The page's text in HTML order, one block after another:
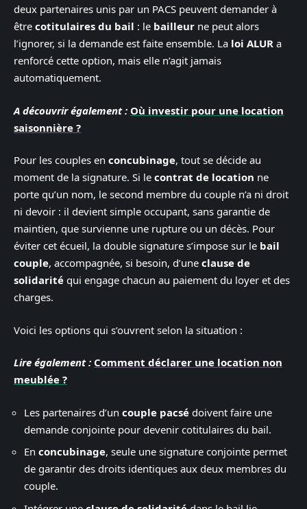
deux partenaires unis par un PACS peuvent demander à
être cotitulaires du bail : le bailleur ne peut alors
l’ignorer, si la demande est faite ensemble. La loi ALUR a
renforcé cette option, mais elle n’agit jamais
automatiquement.
A découvrir également : Où investir pour une location
saisonnière ?
Pour les couples en concubinage, tout se décide au
moment de la signature. Si le contrat de location ne
porte qu’un nom, le second membre du couple n’a ni droit
ni devoir : il devient simple occupant, sans garantie de
maintien, que survienne une rupture ou un décès. Pour
éviter cet écueil, la double signature s’impose sur le bail
couple, accompagnée, si besoin, d’une clause de
solidarité qui engage chacun au paiement du loyer et des
charges.
Voici les options qui s’ouvrent selon la situation :
Lire également : Comment déclarer une location non
meublée ?
Les partenaires d’un couple pacsé doivent faire une
demande conjointe pour devenir cotitulaires du bail.
En concubinage, seule une signature conjointe permet
de garantir des droits identiques aux deux membres du
couple.